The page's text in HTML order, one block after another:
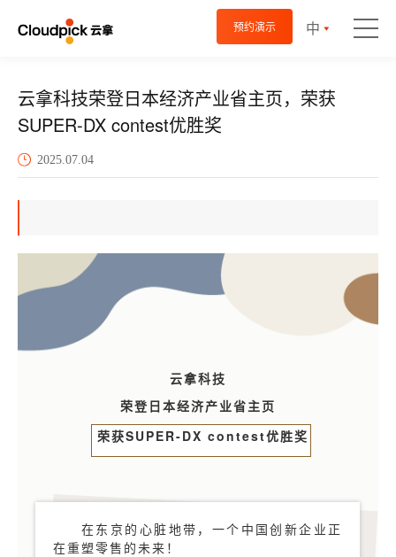
预约演示 中
云拿科技荣登日本经济产业省主页，荣获
SUPER-DX contest优胜奖
2025.07.04
云拿科技
荣登日本经济产业省主页
荣获SUPER-DX contest优胜奖
在东京的心脏地带，一个中国创新企业正
在重塑零售的未来！